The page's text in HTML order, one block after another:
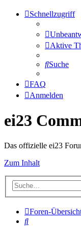
Schnellzugriff
Aktive
Suche
FAQ
Anmelden
ei23
Das offizielle ei23
Zum Inhalt
Foren-
Suche